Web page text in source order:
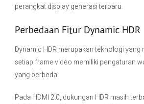
perangkat display generasi terbaru.
Perbedaan Fitur Dynamic HDR
Dynamic HDR merupakan teknologi yang
setiap frame video memiliki pengaturan
yang berbeda.
Pada HDMI 2.0, dukungan HDR masih